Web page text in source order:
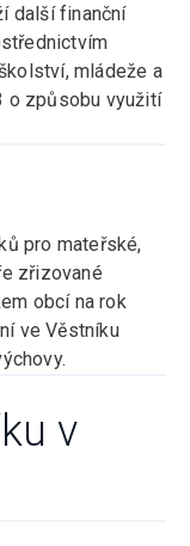
další finanční
mládeže a
o způsobu využití
pro mateřské,
zřizované
obcí na rok
ve Věstníku
v